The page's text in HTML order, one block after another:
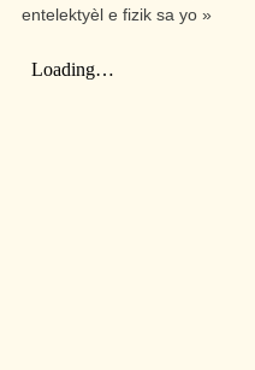
entelektyèl e fizik sa yo »